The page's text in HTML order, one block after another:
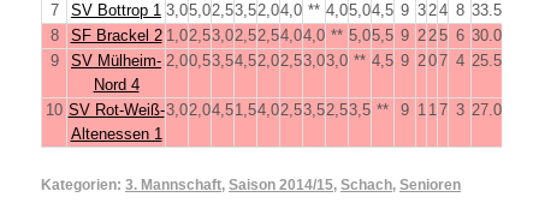
7 SV Bottrop 1 3,05,02,53,52,04,0 ** 4,05,04,5 9 324 8 33.5
8
SF Brackel 2 1,02,53,02,52,54,04,0 ** 5,05,5 9 225 6 30.0
9
SV Mülheim-
Nord 4
2,00,53,54,52,02,53,03,0 ** 4,5 9 207 4 25.5
10 SV Rot-Weiß-
Altenessen 1
3,02,04,51,54,02,53,52,53,5 ** 9 1 17 3 27.0
Kategorien: 3. Mannschaft, Saison 2014/15, Schach, Senioren